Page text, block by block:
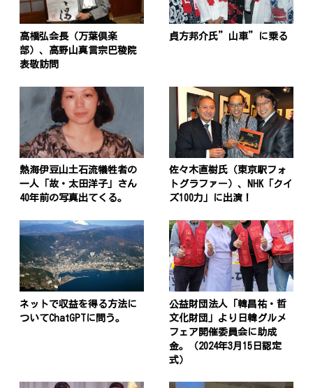
高橋弘会長（万葉倶楽
部）、高野山真言宗巴稜院
表敬訪問
貞方邦介氏”山車”に乗る
熱海伊豆山土石流犠牲者の
一人「故・太田洋子」さん
40年前の写真出てくる。
佐々木直樹氏（東京駅フォ
トグラファー）、NHK「クイ
ズ100力」に出演！
ネットで収益を得る方法に
ついてChatGPTに問う。
公益財団法人「韓昌祐・哲
文化財団」より日韓グルメ
フェア開催委員会に助成
金。（2024年3月15日認定
式）